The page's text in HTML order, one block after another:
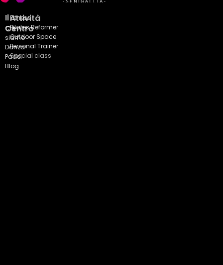
Il
Centro
Chi
siamo
Danza
Padel
Blog
Attività
Fitness
Pilates Reformer
Outdoor Space
Personal Trainer
Special class